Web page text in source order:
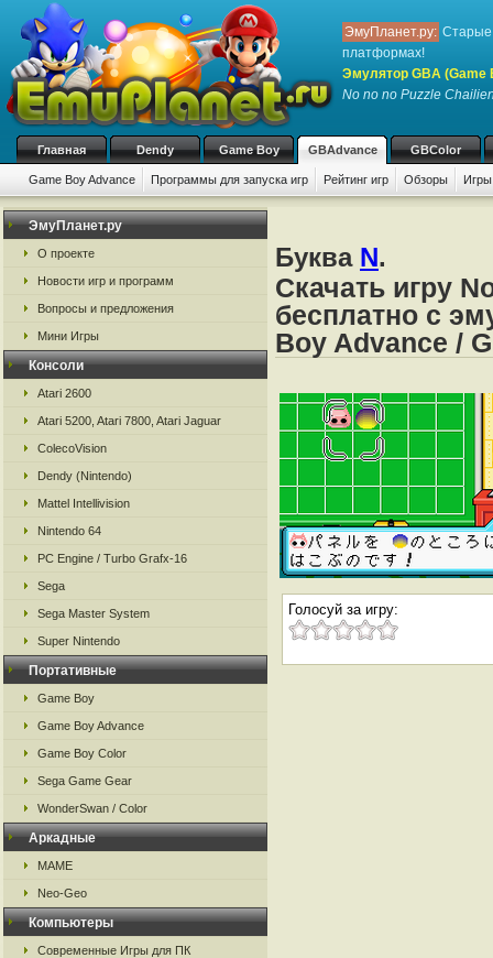
ЭмуПланет.ру: Старые
платформах!
Эмулятор GBA (Game
No no no Puzzle
Главная Dendy Game Boy GBAdvance GBColor
Game Boy Advance Программы для запуска игр Рейтинг игр Обзоры
ЭмуПланет.ру
О проекте
Новости игр и программ
Вопросы и предложения
Мини Игры
Консоли
Atari 2600
Atari 5200, Atari 7800, Atari Jaguar
ColecoVision
Dendy (Nintendo)
Mattel Intellivision
Nintendo 64
PC Engine / Turbo Grafx-16
Sega
Sega Master System
Super Nintendo
Портативные
Game Boy
Game Boy Advance
Game Boy Color
Sega Game Gear
WonderSwan / Color
Аркадные
MAME
Neo-Geo
Компьютеры
Современные Игры для ПК
Буква N.
Скачать игру
бесплатно с
Boy Advance /
Голосуй за игру: